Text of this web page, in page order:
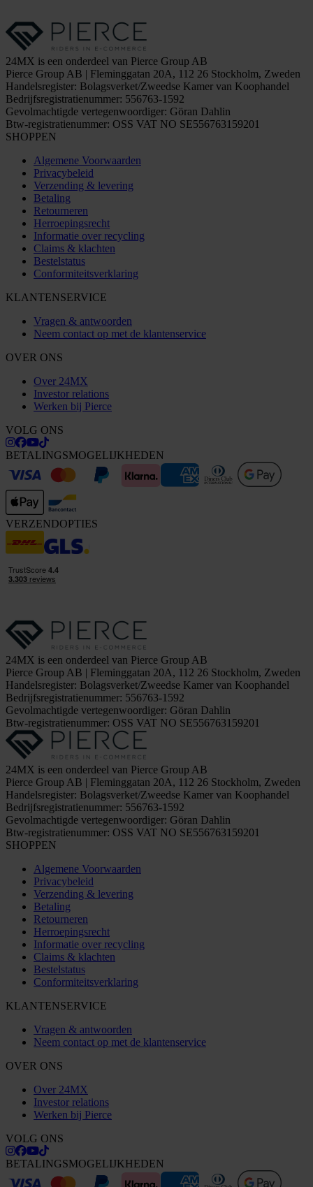
24MX is een onderdeel van Pierce Group AB
Pierce Group AB | Fleminggatan 20A, 112 26 Stockholm, Zweden
Handelsregister: Bolagsverket/Zweedse Kamer van Koophandel
Bedrijfsregistratienummer: 556763-1592
Gevolmachtigde vertegenwoordiger: Göran Dahlin
Btw-registratienummer: OSS VAT NO SE556763159201
SHOPPEN
Algemene Voorwaarden
Privacybeleid
Verzending & levering
Betaling
Retourneren
Herroepingsrecht
Informatie over recycling
Claims & klachten
Bestelstatus
Conformiteitsverklaring
KLANTENSERVICE
Vragen & antwoorden
Neem contact op met de klantenservice
OVER ONS
Over 24MX
Investor relations
Werken bij Pierce
VOLG ONS
BETALINGSMOGELIJKHEDEN
VERZENDOPTIES
24MX is een onderdeel van Pierce Group AB
Pierce Group AB | Fleminggatan 20A, 112 26 Stockholm, Zweden
Handelsregister: Bolagsverket/Zweedse Kamer van Koophandel
Bedrijfsregistratienummer: 556763-1592
Gevolmachtigde vertegenwoordiger: Göran Dahlin
Btw-registratienummer: OSS VAT NO SE556763159201
24MX is een onderdeel van Pierce Group AB
Pierce Group AB | Fleminggatan 20A, 112 26 Stockholm, Zweden
Handelsregister: Bolagsverket/Zweedse Kamer van Koophandel
Bedrijfsregistratienummer: 556763-1592
Gevolmachtigde vertegenwoordiger: Göran Dahlin
Btw-registratienummer: OSS VAT NO SE556763159201
SHOPPEN
Algemene Voorwaarden
Privacybeleid
Verzending & levering
Betaling
Retourneren
Herroepingsrecht
Informatie over recycling
Claims & klachten
Bestelstatus
Conformiteitsverklaring
KLANTENSERVICE
Vragen & antwoorden
Neem contact op met de klantenservice
OVER ONS
Over 24MX
Investor relations
Werken bij Pierce
VOLG ONS
BETALINGSMOGELIJKHEDEN